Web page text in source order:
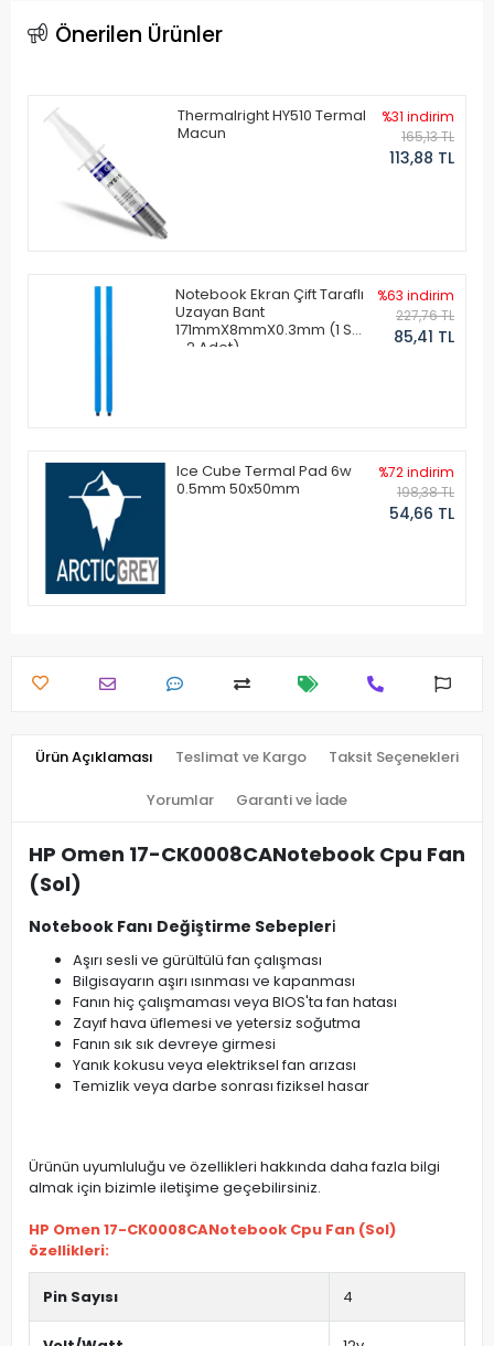
Önerilen Ürünler
Thermalright HY510 Termal
Macun
%31 indirim
165,13 TL
113,88 TL
Notebook Ekran Çift Taraflı
Uzayan Bant
171mmX8mmX0.3mm (1 Set
- 2 Adet)
%63 indirim
227,76 TL
85,41 TL
Ice Cube Termal Pad 6w
0.5mm 50x50mm
%72 indirim
198,38 TL
54,66 TL
Ürün Açıklaması Teslimat ve Kargo Taksit Seçenekleri
Yorumlar Garanti ve İade
HP Omen 17-CK0008CANotebook Cpu Fan
(Sol)
Notebook Fanı Değiştirme Sebepleri
Aşırı sesli ve gürültülü fan çalışması
Bilgisayarın aşırı ısınması ve kapanması
Fanın hiç çalışmaması veya BIOS'ta fan hatası
Zayıf hava üflemesi ve yetersiz soğutma
Fanın sık sık devreye girmesi
Yanık kokusu veya elektriksel fan arızası
Temizlik veya darbe sonrası fiziksel hasar
Ürünün uyumluluğu ve özellikleri hakkında daha fazla bilgi
almak için bizimle iletişime geçebilirsiniz.
HP Omen 17-CK0008CANotebook Cpu Fan (Sol)
özellikleri:
Pin Sayısı 4